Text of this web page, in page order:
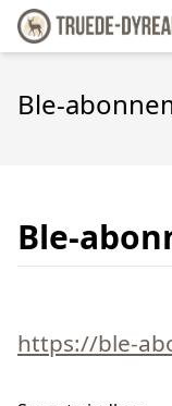
Ble-
Ble-
https://ble-